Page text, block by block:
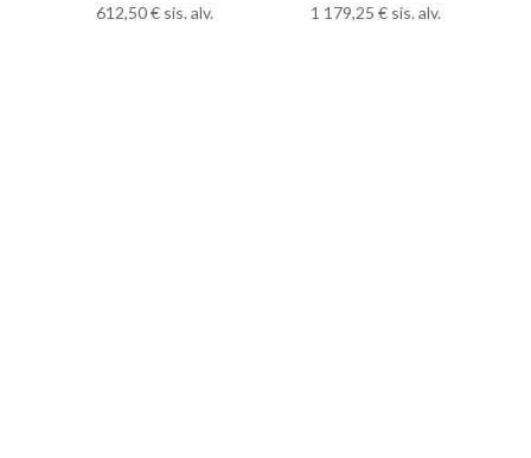
612,50€ sis. alv. 1 179,25€ sis. alv.